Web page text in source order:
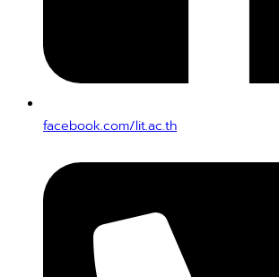
facebook.com/lit.ac.th